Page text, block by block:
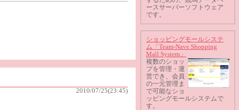
2010/07/25(23:45)
ースサーバーソフトウェア
です。
ショッピングモールシステ
ム「Team-Nave Shopping
Mall System」
複数のショッ
プを管理・運
営でき、会員
の一元管理ま
で可能なショ
ッピングモールシステムで
す。